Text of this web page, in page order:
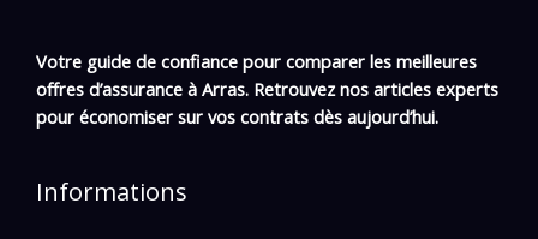
Votre guide de confiance pour comparer les meilleures
offres d’assurance à Arras. Retrouvez nos articles experts
pour économiser sur vos contrats dès aujourd’hui.
Informations